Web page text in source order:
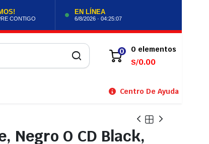
CONTIGO
EN LÍNEA
6/8/2026 · 04:25:07
0
0 elementos
S/0.00
Centro De Ayuda
Negro O CD Black,